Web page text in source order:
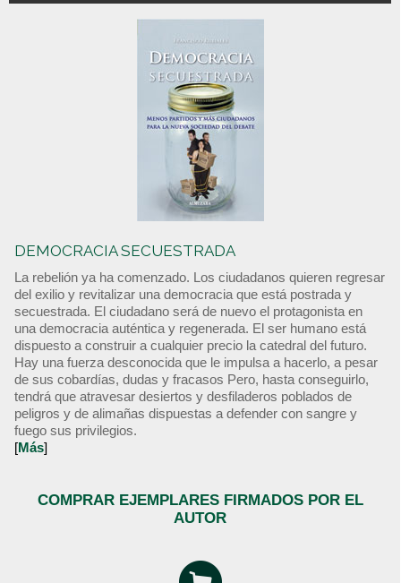
DEMOCRACIA SECUESTRADA
La rebelión ya ha comenzado. Los ciudadanos quieren regresar
del exilio y revitalizar una democracia que está postrada y
secuestrada. El ciudadano será de nuevo el protagonista en
una democracia auténtica y regenerada. El ser humano está
dispuesto a construir a cualquier precio la catedral del futuro.
Hay una fuerza desconocida que le impulsa a hacerlo, a pesar
de sus cobardías, dudas y fracasos Pero, hasta conseguirlo,
tendrá que atravesar desiertos y desfiladeros poblados de
peligros y de alimañas dispuestas a defender con sangre y
fuego sus privilegios.
[Más]
COMPRAR EJEMPLARES FIRMADOS POR EL
AUTOR